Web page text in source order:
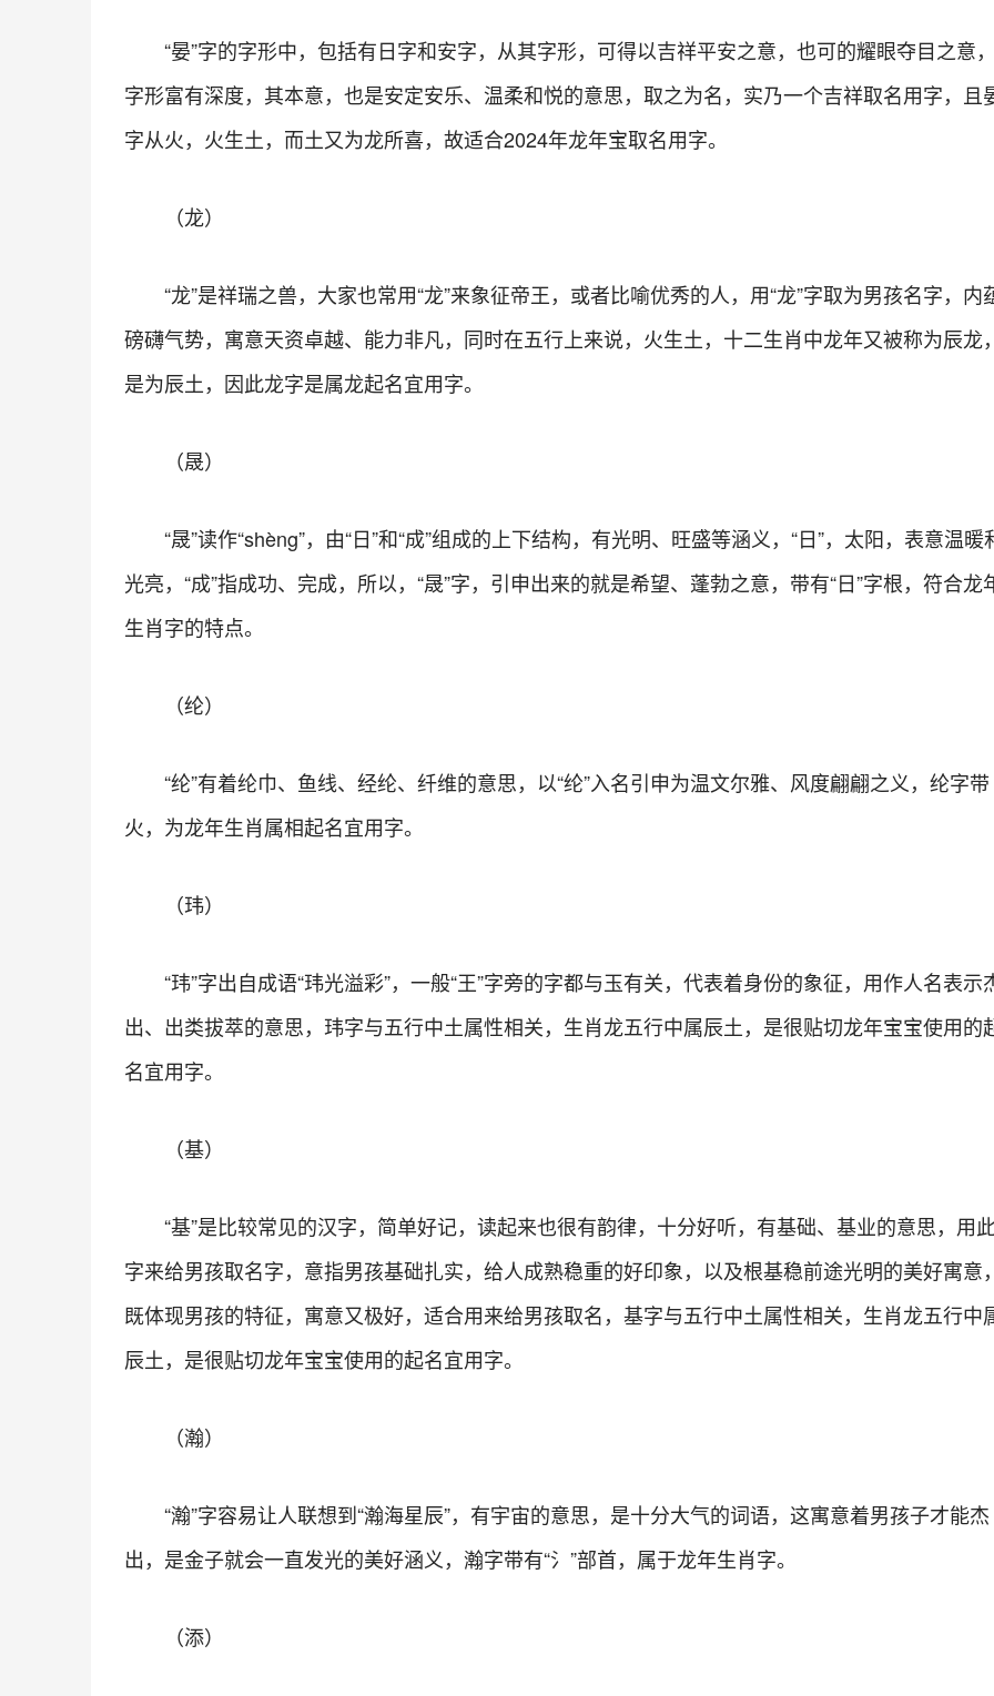
“晏”字的字形中，包括有日字和安字，从其字形，可得以吉祥平安之意，也可的耀眼夺目之意
字形富有深度，其本意，也是安定安乐、温柔和悦的意思，取之为名，实乃一个吉祥取名用字，且
字从火，火生土，而土又为龙所喜，故适合2024年龙年宝取名用字。
（龙）
“龙”是祥瑞之兽，大家也常用“龙”来象征帝王，或者比喻优秀的人，用“龙”字取为男孩名字，内
磅礴气势，寓意天资卓越、能力非凡，同时在五行上来说，火生土，十二生肖中龙年又被称为辰龙
是为辰土，因此龙字是属龙起名宜用字。
（晟）
“晟”读作“shèng”，由“日”和“成”组成的上下结构，有光明、旺盛等涵义，“日”，太阳，表意温暖
光亮，“成”指成功、完成，所以，“晟”字，引申出来的就是希望、蓬勃之意，带有“日”字根，符合龙
生肖字的特点。
（纶）
“纶”有着纶巾、鱼线、经纶、纤维的意思，以“纶”入名引申为温文尔雅、风度翩翩之义，纶字带
火，为龙年生肖属相起名宜用字。
（玮）
“玮”字出自成语“玮光溢彩”，一般“王”字旁的字都与玉有关，代表着身份的象征，用作人名表示
出、出类拔萃的意思，玮字与五行中土属性相关，生肖龙五行中属辰土，是很贴切龙年宝宝使用的
名宜用字。
（基）
“基”是比较常见的汉字，简单好记，读起来也很有韵律，十分好听，有基础、基业的意思，用
字来给男孩取名字，意指男孩基础扎实，给人成熟稳重的好印象，以及根基稳前途光明的美好寓意
既体现男孩的特征，寓意又极好，适合用来给男孩取名，基字与五行中土属性相关，生肖龙五行中
辰土，是很贴切龙年宝宝使用的起名宜用字。
（瀚）
“瀚”字容易让人联想到“瀚海星辰”，有宇宙的意思，是十分大气的词语，这寓意着男孩子才能杰
出，是金子就会一直发光的美好涵义，瀚字带有“氵”部首，属于龙年生肖字。
（添）